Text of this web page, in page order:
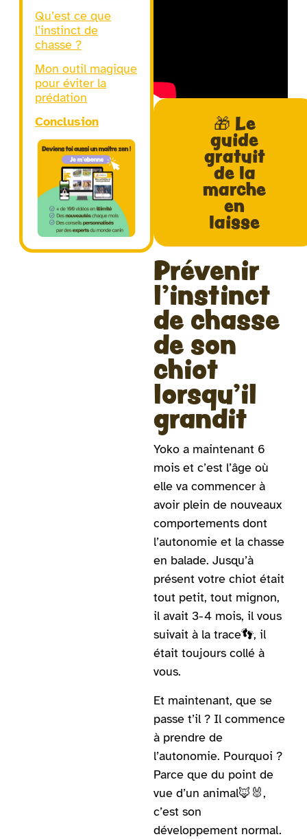
Qu’est ce que
l’instinct de
chasse ?
Mon outil magique
pour éviter la
prédation
Conclusion
🎁 Le
guide
gratuit
de la
marche
en
laisse
Prévenir
l'instinct
de chasse
de son
chiot
lorsqu'il
grandit
Yoko a maintenant 6
mois et c’est l’âge où
elle va commencer à
avoir plein de nouveaux
comportements dont
l’autonomie et la chasse
en balade. Jusqu’à
présent votre chiot était
tout petit, tout mignon,
il avait 3-4 mois, il vous
suivait à la trace👣, il
était toujours collé à
vous.
Et maintenant, que se
passe t’il ? Il commence
à prendre de
l’autonomie. Pourquoi ?
Parce que du point de
vue d’un animal🦊 🐰,
c’est son
développement normal.